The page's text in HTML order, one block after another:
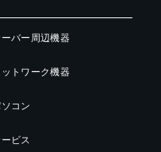
バー周辺機器
ットワーク機器
コン
ビス